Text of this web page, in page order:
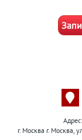
Адрес:
г. Москва г. Москва,